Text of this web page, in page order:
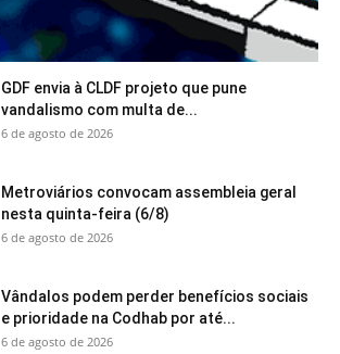
GDF envia à CLDF projeto que pune
vandalismo com multa de...
6 de agosto de 2026
Metroviários convocam assembleia geral
nesta quinta-feira (6/8)
6 de agosto de 2026
Vândalos podem perder benefícios sociais
e prioridade na Codhab por até...
6 de agosto de 2026